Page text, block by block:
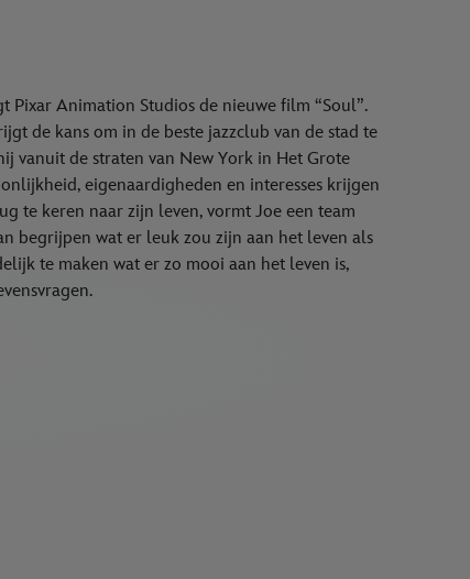
Pixar Animation Studios de nieuwe film “Soul”.
de kans om in de beste jazzclub van de stad te
vanuit de straten van New York in Het Grote
eigenaardigheden en interesses krijgen
te keren naar zijn leven, vormt Joe een team
begrijpen wat er leuk zou zijn aan het leven als
te maken wat er zo mooi aan het leven is,